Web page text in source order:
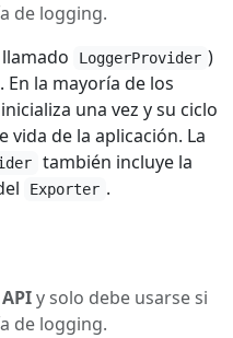
de logging.
LoggerProvider )
. En la mayoría de los
una vez y su ciclo
vida de la aplicación. La
también incluye la
Exporter .
y solo debe usarse si
de logging.